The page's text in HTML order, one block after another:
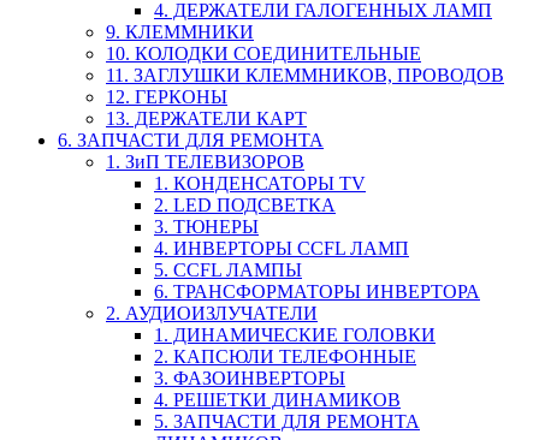
4. ДЕРЖАТЕЛИ ГАЛОГЕННЫХ ЛАМП
9. КЛЕММНИКИ
10. КОЛОДКИ СОЕДИНИТЕЛЬНЫЕ
11. ЗАГЛУШКИ КЛЕММНИКОВ, ПРОВОДОВ
12. ГЕРКОНЫ
13. ДЕРЖАТЕЛИ КАРТ
6. ЗАПЧАСТИ ДЛЯ РЕМОНТА
1. ЗиП ТЕЛЕВИЗОРОВ
1. КОНДЕНСАТОРЫ TV
2. LED ПОДСВЕТКА
3. ТЮНЕРЫ
4. ИНВЕРТОРЫ CCFL ЛАМП
5. CCFL ЛАМПЫ
6. ТРАНСФОРМАТОРЫ ИНВЕРТОРА
2. АУДИОИЗЛУЧАТЕЛИ
1. ДИНАМИЧЕСКИЕ ГОЛОВКИ
2. КАПСЮЛИ ТЕЛЕФОННЫЕ
3. ФАЗОИНВЕРТОРЫ
4. РЕШЕТКИ ДИНАМИКОВ
5. ЗАПЧАСТИ ДЛЯ РЕМОНТА